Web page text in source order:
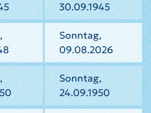
30.09.1945
Sonntag,
09.08.2026
Sonntag,
24.09.1950